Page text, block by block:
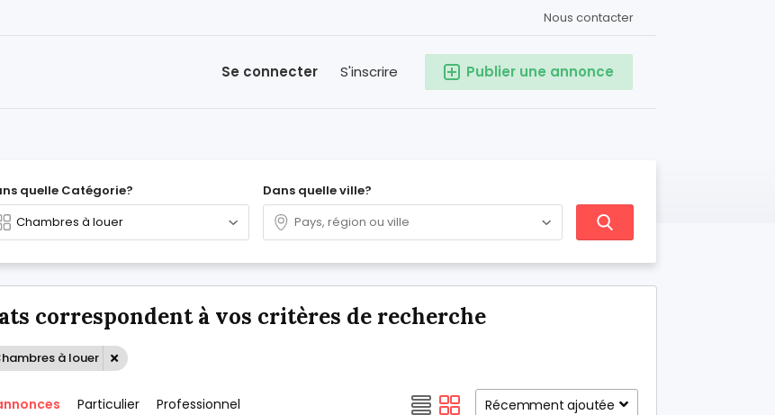
Nous contacter
Publier une annonce
S'inscrire
Se connecter
quelle Catégorie? Dans quelle ville?
correspondent à vos critères de recherche
à louer
Particulier Professionnel Récemment ajoutée